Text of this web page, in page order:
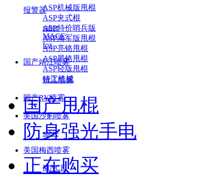
报警器
sabre
MACE
fox
国产靖江喷雾
靖江喷雾
国产RY喷雾
美国沙豹喷雾
sabre
美国梅西喷雾
MACE
ASP机械版甩棍
ASP夹式棍
ASP特价哨兵版
ASP海军版甩棍
ASP亮铬甩棍
ASP黑铬甩棍
ASP轻版甩棍
特工机械
国产甩棍
防身强光手电
正在购买